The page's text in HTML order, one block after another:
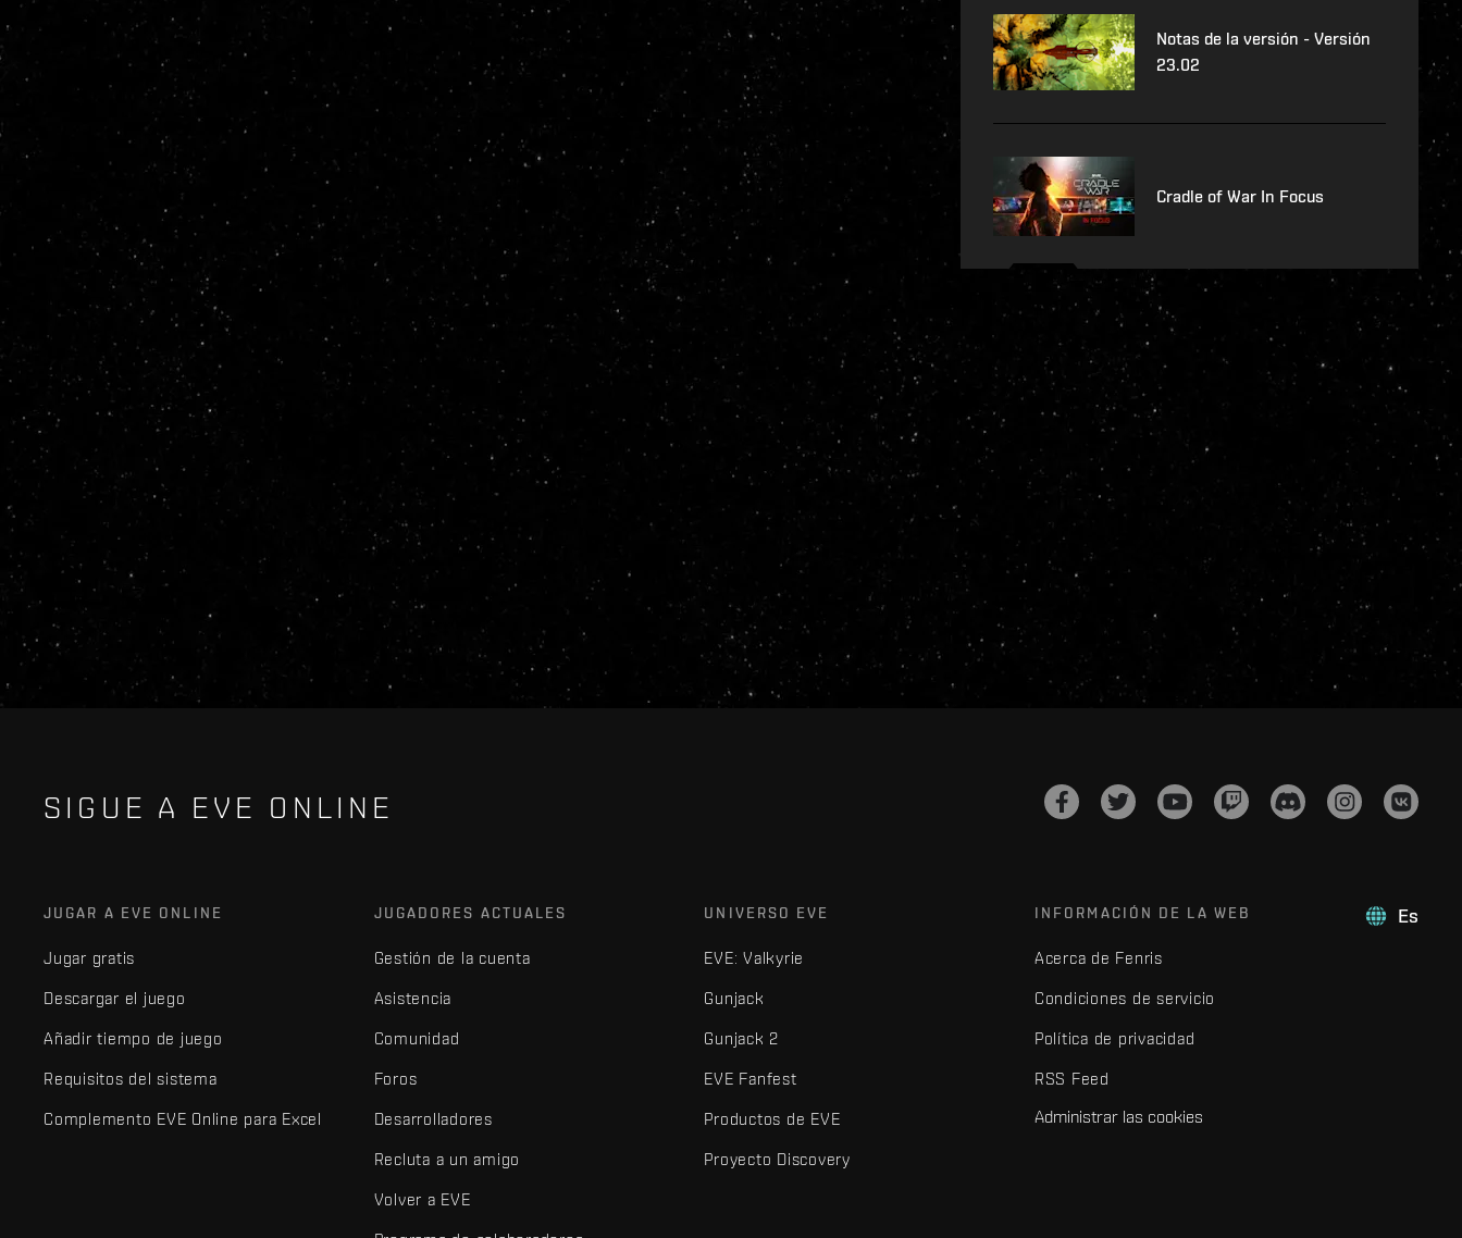
Notas de la versión - Versión
23.02
Cradle of War In Focus
SIGUE A EVE ONLINE
Es
JUGAR A EVE ONLINE
Jugar gratis
Descargar el juego
Añadir tiempo de juego
Requisitos del sistema
Complemento EVE Online para Excel
JUGADORES ACTUALES
Gestión de la cuenta
Asistencia
Comunidad
Foros
Desarrolladores
Recluta a un amigo
Volver a EVE
UNIVERSO EVE
EVE: Valkyrie
Gunjack
Gunjack 2
EVE Fanfest
Productos de EVE
Proyecto Discovery
INFORMACIÓN DE LA WEB
Acerca de Fenris
Condiciones de servicio
Política de privacidad
RSS Feed
Administrar las cookies